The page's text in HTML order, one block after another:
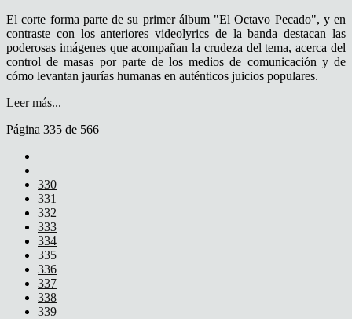
El corte forma parte de su primer álbum "El Octavo Pecado", y en
contraste con los anteriores videolyrics de la banda destacan las
poderosas imágenes que acompañan la crudeza del tema, acerca del
control de masas por parte de los medios de comunicación y de
cómo levantan jaurías humanas en auténticos juicios populares.
Leer más...
Página 335 de 566
330
331
332
333
334
335
336
337
338
339